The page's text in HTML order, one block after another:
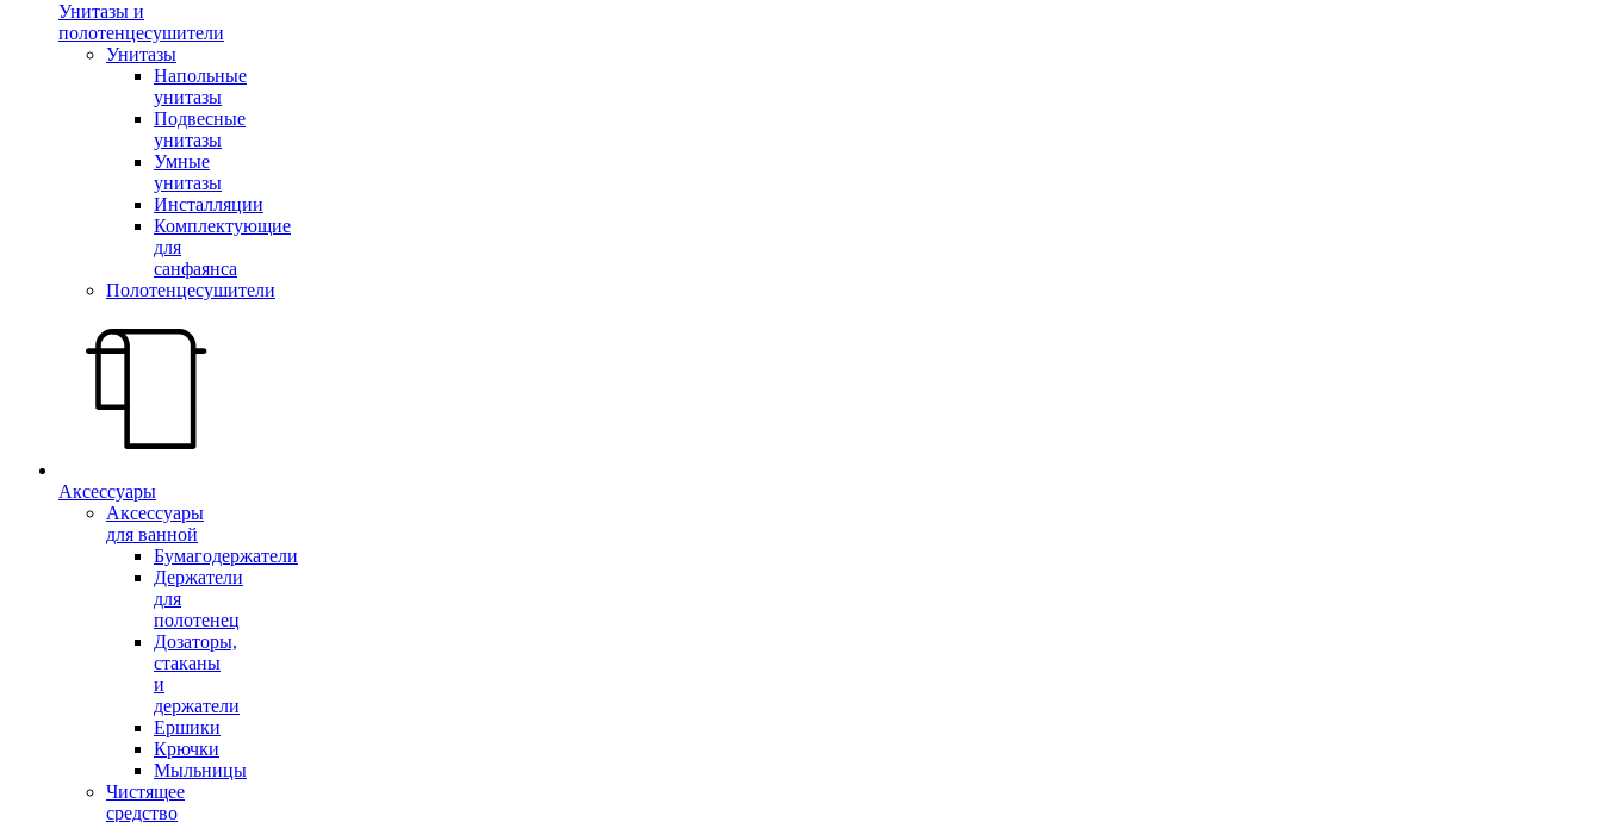
Унитазы и
полотенцесушители
Унитазы
Напольные
унитазы
Подвесные
унитазы
Умные
унитазы
Инсталляции
Комплектующие
для
санфаянса
Полотенцесушители
Аксессуары
Аксессуары
для ванной
Бумагодержатели
Держатели
для
полотенец
Дозаторы,
стаканы
и
держатели
Ершики
Крючки
Мыльницы
Чистящее
средство